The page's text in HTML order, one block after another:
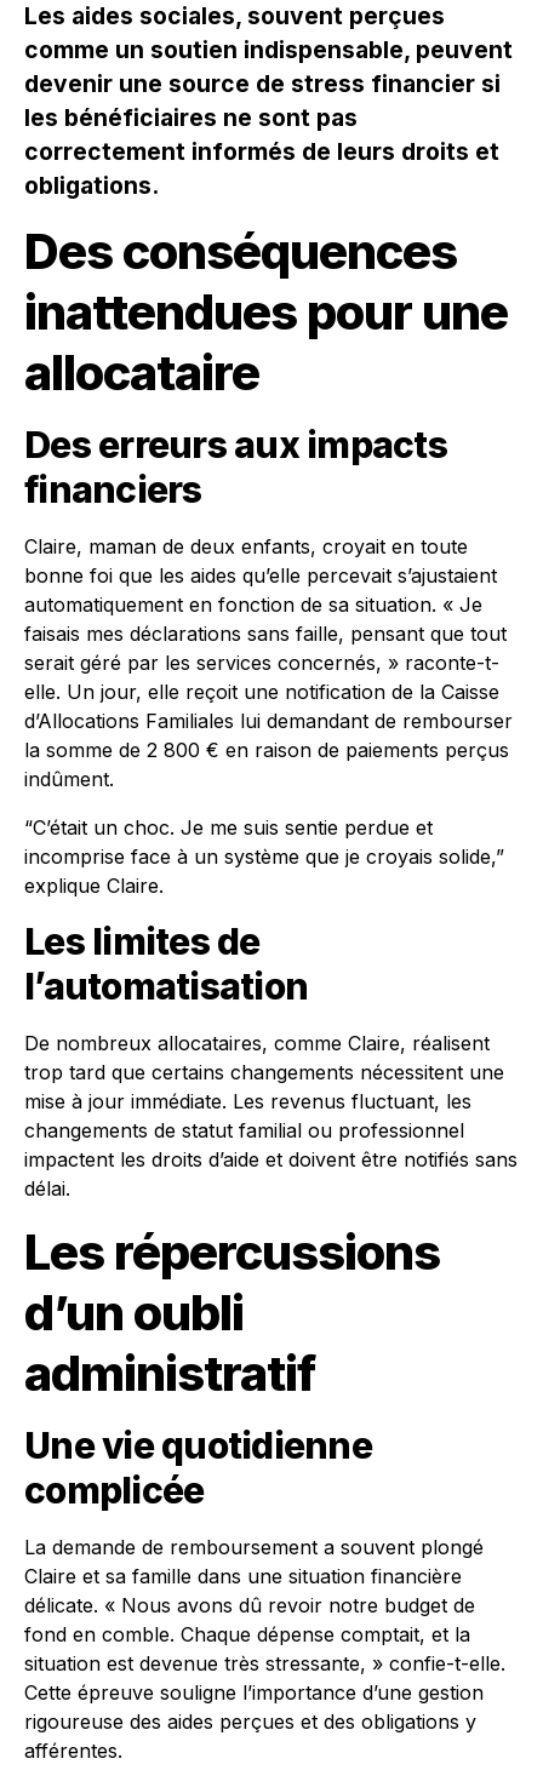
Les aides sociales, souvent perçues
comme un soutien indispensable, peuvent
devenir une source de stress financier si
les bénéficiaires ne sont pas
correctement informés de leurs droits et
obligations.
Des conséquences
inattendues pour une
allocataire
Des erreurs aux impacts
financiers
Claire, maman de deux enfants, croyait en toute
bonne foi que les aides qu’elle percevait s’ajustaient
automatiquement en fonction de sa situation. « Je
faisais mes déclarations sans faille, pensant que tout
serait géré par les services concernés, » raconte-t-
elle. Un jour, elle reçoit une notification de la Caisse
d’Allocations Familiales lui demandant de rembourser
la somme de 2 800 € en raison de paiements perçus
indûment.
“C’était un choc. Je me suis sentie perdue et
incomprise face à un système que je croyais solide,”
explique Claire.
Les limites de
l’automatisation
De nombreux allocataires, comme Claire, réalisent
trop tard que certains changements nécessitent une
mise à jour immédiate. Les revenus fluctuant, les
changements de statut familial ou professionnel
impactent les droits d’aide et doivent être notifiés sans
délai.
Les répercussions
d’un oubli
administratif
Une vie quotidienne
complicée
La demande de remboursement a souvent plongé
Claire et sa famille dans une situation financière
délicate. « Nous avons dû revoir notre budget de
fond en comble. Chaque dépense comptait, et la
situation est devenue très stressante, » confie-t-elle.
Cette épreuve souligne l’importance d’une gestion
rigoureuse des aides perçues et des obligations y
afférentes.